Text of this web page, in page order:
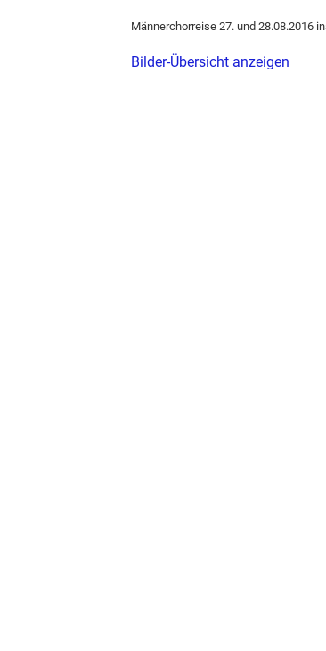
Männerchorreise 27. und 28.08.2016
Bilder-Übersicht anzeigen